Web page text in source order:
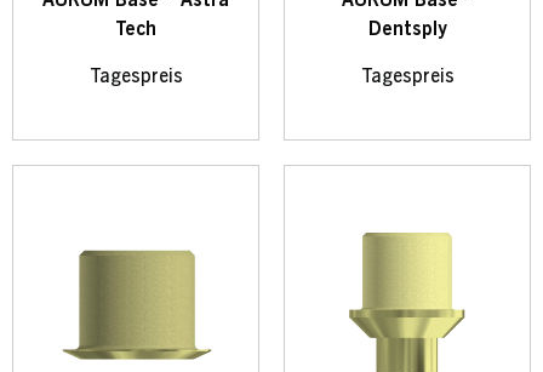
Tech
Tagespreis
Dentsply
Tagespreis